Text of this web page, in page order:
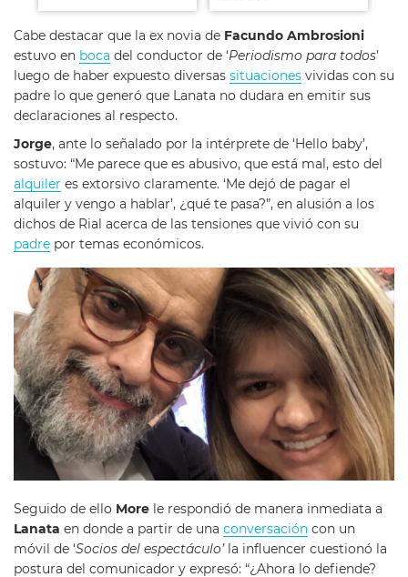
Cabe destacar que la ex novia de Facundo Ambrosioni
estuvo en boca del conductor de ‘Periodismo para todos’
luego de haber expuesto diversas situaciones vividas con su
padre lo que generó que Lanata no dudara en emitir sus
declaraciones al respecto.
Jorge, ante lo señalado por la intérprete de ‘Hello baby’,
sostuvo: “Me parece que es abusivo, que está mal, esto del
alquiler es extorsivo claramente. ‘Me dejó de pagar el
alquiler y vengo a hablar’, ¿qué te pasa?”, en alusión a los
dichos de Rial acerca de las tensiones que vivió con su
padre por temas económicos.
Seguido de ello More le respondió de manera inmediata a
Lanata en donde a partir de una conversación con un
móvil de ‘Socios del espectáculo’la influencer cuestionó la
postura del comunicador y expresó: “¿Ahora lo defiende?